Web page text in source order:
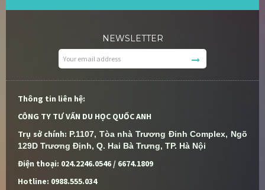
NEWSLETTER
Thông tin liên hệ:
CÔNG TY TƯ VẤN DU HỌC QUỐC ANH
Trụ sở chính: P.1107, Tòa nhà Trương Đinh Complex, Ngõ
129D Trương Định, Q. Hai Bà Trưng, TP. Hà Nội
Điện thoại: 024.2246.0546 / 6674.1809
Hotline: 0988.555.034